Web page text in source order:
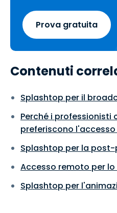
Prova gratuita
Contenuti
Splashtop per il
Perché i professionisti
preferiscono
Splashtop per la
Accesso remoto per
Splashtop per